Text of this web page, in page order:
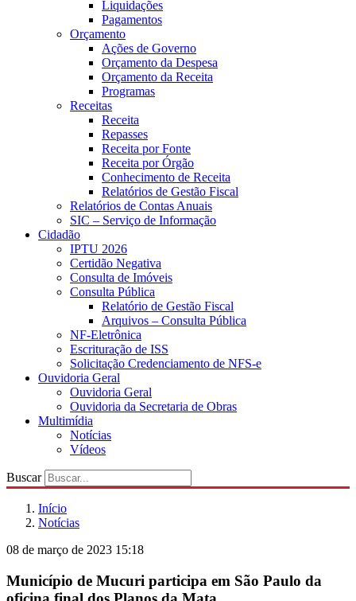
Liquidações
Pagamentos
Orçamento
Ações de Governo
Orçamento da Despesa
Orçamento da Receita
Programas
Receitas
Receita
Repasses
Receita por Fonte
Receita por Órgão
Conhecimento de Receita
Relatórios de Gestão Fiscal
Relatórios de Contas Anuais
SIC – Serviço de Informação
Cidadão
IPTU 2026
Certidão Negativa
Consulta de Imóveis
Consulta Pública
Relatório de Gestão Fiscal
Arquivos – Consulta Pública
NF-Eletrônica
Escrituração de ISS
Solicitação Credenciamento de NFS-e
Ouvidoria Geral
Ouvidoria Geral
Ouvidoria da Secretaria de Obras
Multimídia
Notícias
Vídeos
Buscar
Início
Notícias
08 de março de 2023 15:18
Município de Mucuri participa em São Paulo da